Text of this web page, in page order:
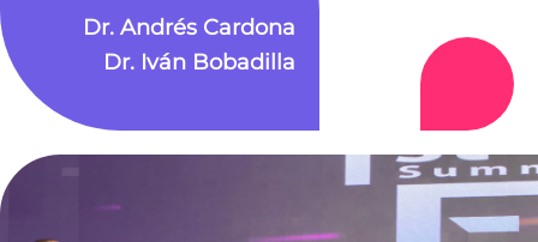
Dr. Andrés Cardona
Dr. Iván Bobadilla